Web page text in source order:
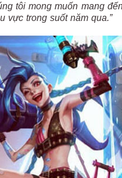
tôi mong muốn mang
vực trong suốt năm qua.”